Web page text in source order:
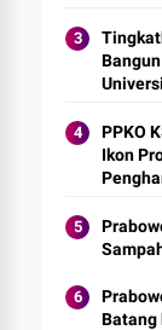
PPKO
Ikon
Batang